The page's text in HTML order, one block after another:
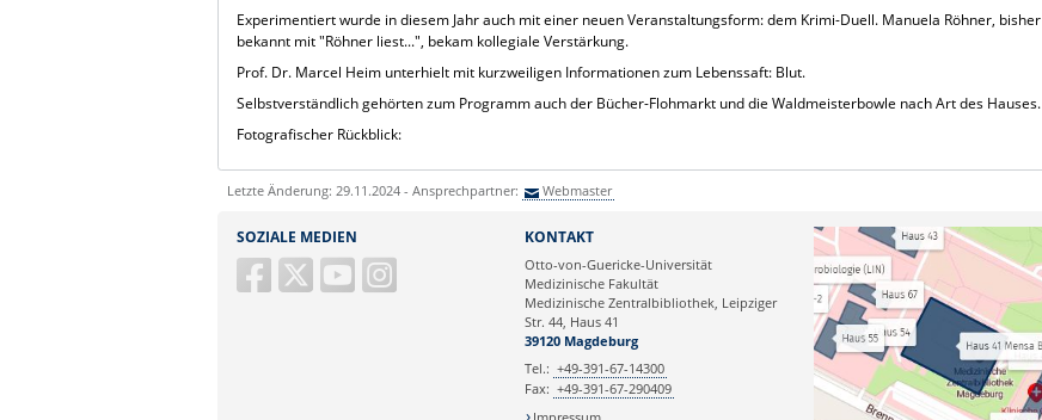
Experimentiert wurde in diesem Jahr auch mit einer neuen Veranstaltungsform: dem Krimi-Duell. Manuela Röhner, bisher
bekannt mit "Röhner liest...", bekam kollegiale Verstärkung.
Prof. Dr. Marcel Heim unterhielt mit kurzweiligen Informationen zum Lebenssaft: Blut.
Selbstverständlich gehörten zum Programm auch der Bücher-Flohmarkt und die Waldmeisterbowle nach Art des Hauses.
Fotografischer Rückblick:
Letzte Änderung: 29.11.2024 - Ansprechpartner: Webmaster
SOZIALE MEDIEN KONTAKT
Otto-von-Guericke-Universität
Medizinische Fakultät
Medizinische Zentralbibliothek, Leipziger
Str. 44, Haus 41
39120 Magdeburg
Tel.: +49-391-67-14300
Fax: +49-391-67-290409